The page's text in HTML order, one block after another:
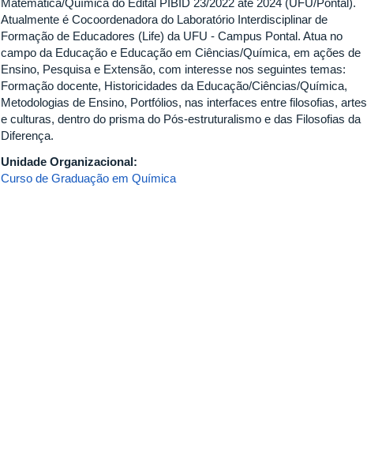
Matemática/Química do Edital PIBID 23/2022 até 2024 (UFU/Pontal).
Atualmente é Cocoordenadora do Laboratório Interdisciplinar de
Formação de Educadores (Life) da UFU - Campus Pontal. Atua no
campo da Educação e Educação em Ciências/Química, em ações de
Ensino, Pesquisa e Extensão, com interesse nos seguintes temas:
Formação docente, Historicidades da Educação/Ciências/Química,
Metodologias de Ensino, Portfólios, nas interfaces entre filosofias, artes
e culturas, dentro do prisma do Pós-estruturalismo e das Filosofias da
Diferença.
Unidade Organizacional:
Curso de Graduação em Química